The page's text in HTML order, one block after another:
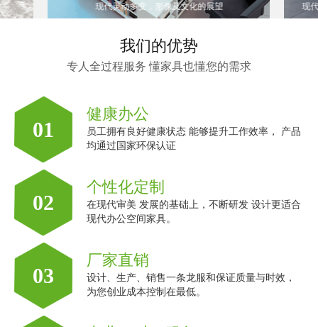
展望 现代灵动多变，形像及文化的展望现代灵动多变，
我们的优势
专人全过程服务 懂家具也懂您的需求
01
健康办公
员工拥有良好健康状态 能够提升工作效率， 产品
均通过国家环保认证
02
个性化定制
在现代审美 发展的基础上，不断研发 设计更适合
现代办公空间家具。
03
厂家直销
设计、生产、销售一条龙服和保证质量与时效，
为您创业成本控制在最低。